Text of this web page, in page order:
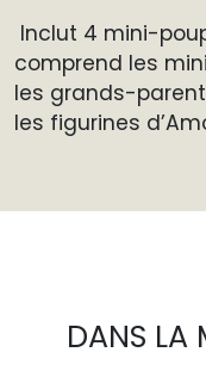
Inclut 4 mini-
comprend les
les grands-
les figurines
DANS LA